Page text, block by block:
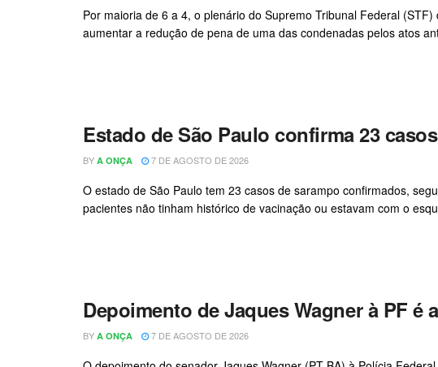
Por maioria de 6 a 4, o plenário do Supremo Tribunal Federal
aumentar a redução de pena de uma das condenadas pelos atos
Estado de São Paulo confirma 23
BY A ONÇA 7 DE AGOSTO DE 2026
O estado de São Paulo tem 23 casos de sarampo confirmados,
pacientes não tinham histórico de vacinação ou estavam com o
Depoimento de Jaques Wagner à PF é
BY A ONÇA 7 DE AGOSTO DE 2026